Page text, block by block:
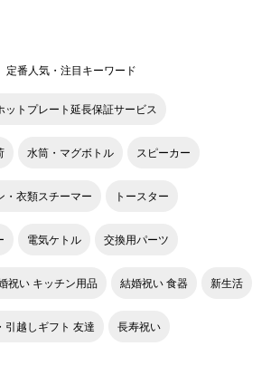
定番人気・注目キーワード
ットプレート延長保証サービス
水筒・マグボトル スピーカー
・衣類スチーマー トースター
電気ケトル 交換用パーツ
祝い キッチン用品 結婚祝い 食器 新生活
引越しギフト 友達 長寿祝い